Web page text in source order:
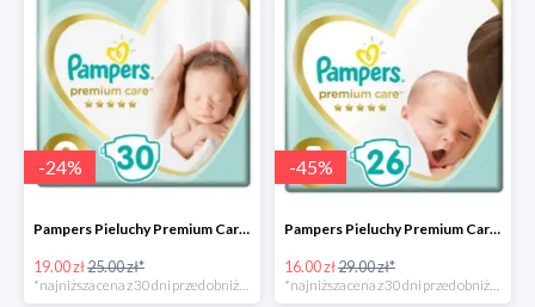
-24%
Pampers Pieluchy Premium Care 0 Newborn -24%
19.00 zł25.00 zł*
*najniższa cena z 30 dni przed obniżką
-45%
Pampers Pieluchy Premium Care 1 Newborn -44%
16.00 zł29.00 zł*
*najniższa cena z 30 dni przed obniżką